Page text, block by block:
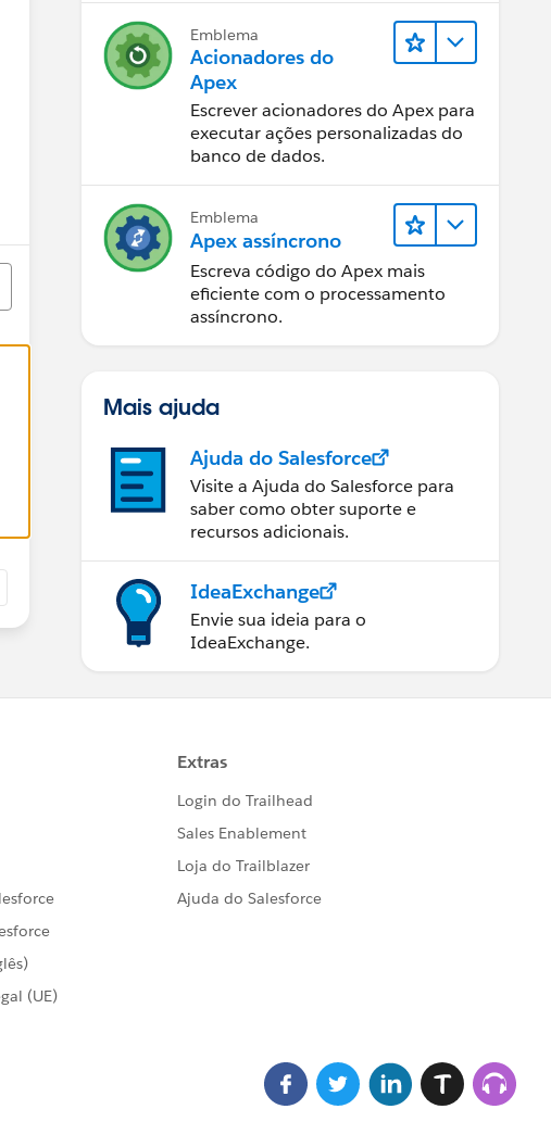
Emblema
Acionadores do
Apex
Escrever acionadores do Apex para
executar ações personalizadas do
banco de dados.
Emblema
Apex assíncrono
Escreva código do Apex mais
eficiente com o processamento
assíncrono.
Mais ajuda
Ajuda do Salesforce
Visite a Ajuda do Salesforce para
saber como obter suporte e
recursos adicionais.
IdeaExchange
Envie sua ideia para o
IdeaExchange.